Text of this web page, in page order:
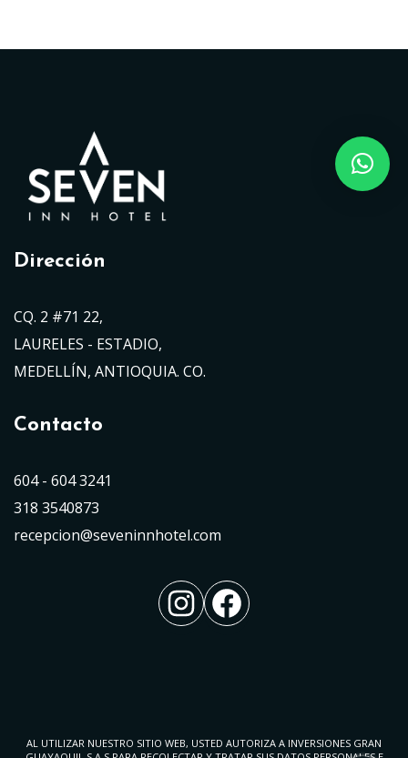
Dirección
CQ. 2 #71 22,
LAURELES - ESTADIO,
MEDELLÍN, ANTIOQUIA. CO.
Contacto
604 - 604 3241
318 3540873
recepcion@seveninnhotel.com
Instagram
Facebook
AL UTILIZAR NUESTRO SITIO WEB, USTED AUTORIZA A INVERSIONES GRAN